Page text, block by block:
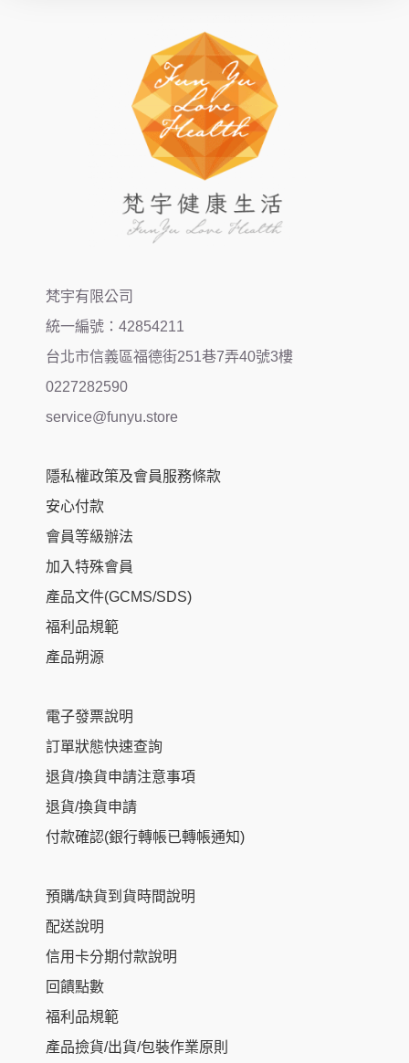
梵宇有限公司
統一編號：42854211
台北市信義區福德街251巷7弄40號3樓
0227282590
service@funyu.store
隱私權政策及會員服務條款
安心付款
會員等級辦法
加入特殊會員
產品文件(GCMS/SDS)
福利品規範
產品朔源
電子發票說明
訂單狀態快速查詢
退貨/換貨申請注意事項
退貨/換貨申請
付款確認(銀行轉帳已轉帳通知)
預購/缺貨到貨時間說明
配送說明
信用卡分期付款說明
回饋點數
福利品規範
產品撿貨/出貨/包裝作業原則
Item added to cart.